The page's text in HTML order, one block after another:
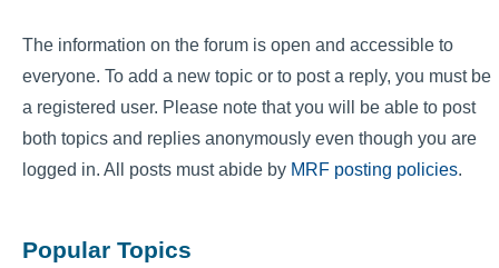
The information on the forum is open and accessible to
everyone. To add a new topic or to post a reply, you must be
a registered user. Please note that you will be able to post
both topics and replies anonymously even though you are
logged in. All posts must abide by MRF posting policies.
Popular Topics